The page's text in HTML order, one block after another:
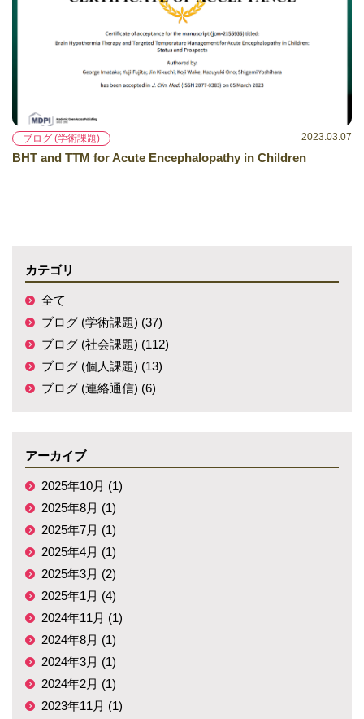
ブログ (学術課題) 2023.03.07
BHT and TTM for Acute Encephalopathy in Children
カテゴリ
全て
ブログ (学術課題) (37)
ブログ (社会課題) (112)
ブログ (個人課題) (13)
ブログ (連絡通信) (6)
アーカイブ
2025年10月 (1)
2025年8月 (1)
2025年7月 (1)
2025年4月 (1)
2025年3月 (2)
2025年1月 (4)
2024年11月 (1)
2024年8月 (1)
2024年3月 (1)
2024年2月 (1)
2023年11月 (1)